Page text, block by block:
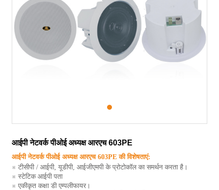
आईपी ​​नेटवर्क पीओई अध्यक्ष आरएच 603PE
आईपी ​​नेटवर्क पीओई अध्यक्ष आरएच 603PE की विशेषताएं:
※ टीसीपी / आईपी, यूडीपी, आईजीएमपी के प्रोटोकॉल का समर्थन करता है।
※ स्टेटिक आईपी पता
※ एकीकृत कक्षा डी एम्पलीफायर।